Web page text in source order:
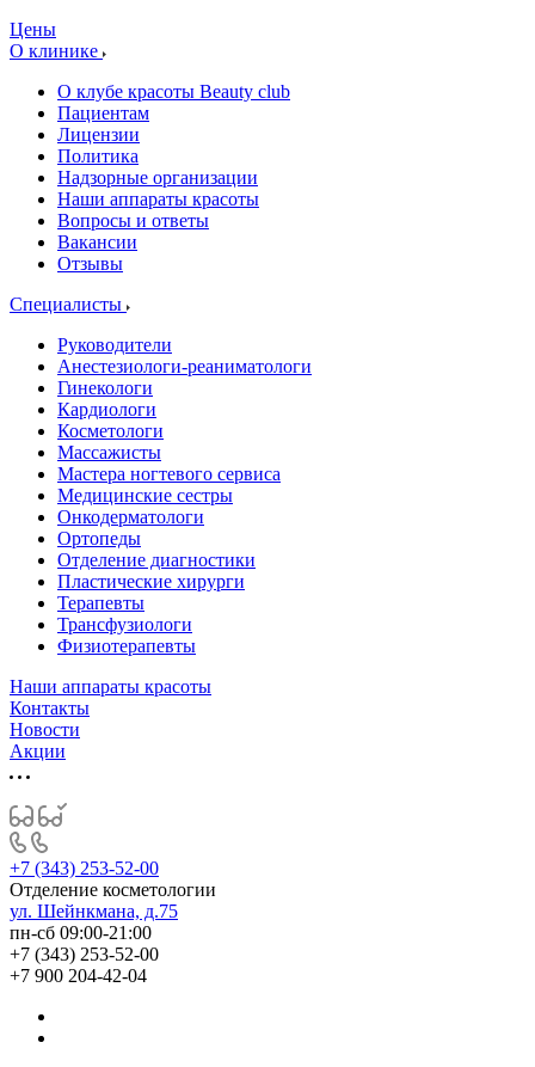
Цены
О клинике
О клубе красоты Beauty club
Пациентам
Лицензии
Политика
Надзорные организации
Наши аппараты красоты
Вопросы и ответы
Вакансии
Отзывы
Специалисты
Руководители
Анестезиологи-реаниматологи
Гинекологи
Кардиологи
Косметологи
Массажисты
Мастера ногтевого сервиса
Медицинские сестры
Онкодерматологи
Ортопеды
Отделение диагностики
Пластические хирурги
Терапевты
Трансфузиологи
Физиотерапевты
Наши аппараты красоты
Контакты
Новости
Акции
+7 (343) 253-52-00
Отделение косметологии
ул. Шейнкмана, д.75
пн-сб 09:00-21:00
+7 (343) 253-52-00
+7 900 204-42-04